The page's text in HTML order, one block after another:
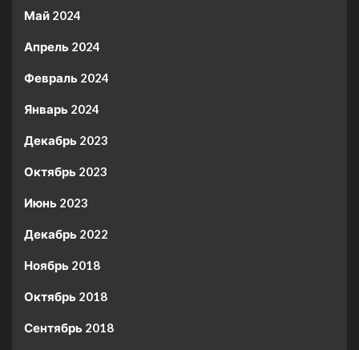
Май 2024
Апрель 2024
Февраль 2024
Январь 2024
Декабрь 2023
Октябрь 2023
Июнь 2023
Декабрь 2022
Ноябрь 2018
Октябрь 2018
Сентябрь 2018